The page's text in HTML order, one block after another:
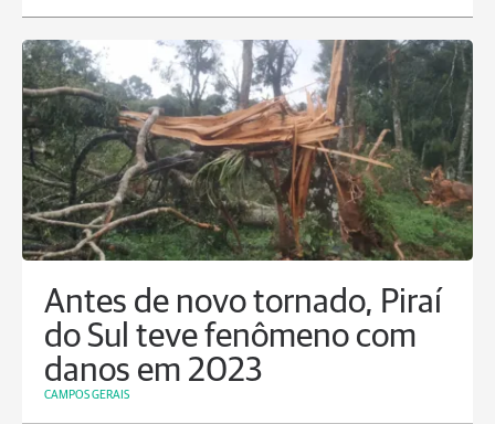
Antes de novo tornado, Piraí
do Sul teve fenômeno com
danos em 2023
CAMPOS GERAIS